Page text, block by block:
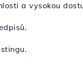
a vysokou